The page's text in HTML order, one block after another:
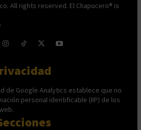
All rights reserved. El Chapucero® is
de Google Analytics establece que no
personal identificable (IIP) de los